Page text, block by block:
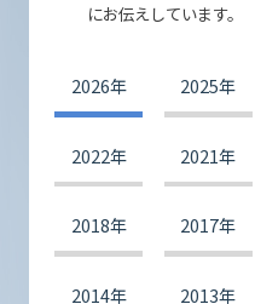
にお伝えしています。
2026年 2025年
2022年 2021年
2018年 2017年
2014年 2013年